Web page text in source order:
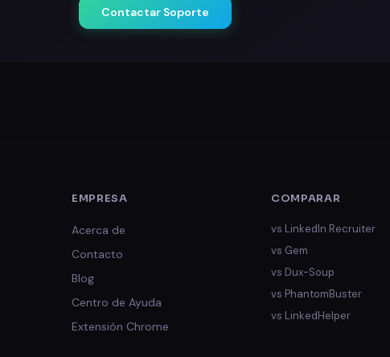
Contactar Soporte
EMPRESA
Acerca de
Contacto
Blog
Centro de Ayuda
Extensión Chrome
COMPARAR
vs LinkedIn Recruiter
vs Gem
vs Dux-Soup
vs PhantomBuster
vs LinkedHelper